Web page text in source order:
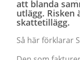
att blanda
utlägg. Risken
skattetillägg.
Så här förklarar